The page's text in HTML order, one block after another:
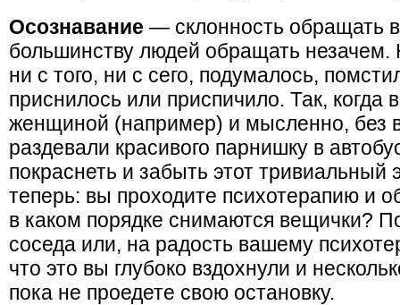
Осознавание — склонность обращать
большинству людей обращать незачем.
ни с того, ни с сего, подумалось,
приснилось или приспичило. Так,
женщиной (например) и мысленно, без
раздевали красивого парнишку в
покраснеть и забыть этот тривиальный
теперь: вы проходите психотерапию и
в каком порядке снимаются вещички?
соседа или, на радость вашему
что это вы глубоко вздохнули и
пока не проедете свою остановку.